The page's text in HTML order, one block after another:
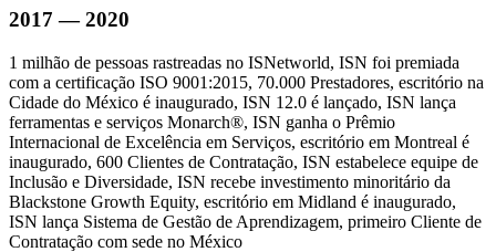
2017 — 2020
1 milhão de pessoas rastreadas no ISNetworld, ISN foi premiada
com a certificação ISO 9001:2015, 70.000 Prestadores, escritório na
Cidade do México é inaugurado, ISN 12.0 é lançado, ISN lança
ferramentas e serviços Monarch®, ISN ganha o Prêmio
Internacional de Excelência em Serviços, escritório em Montreal é
inaugurado, 600 Clientes de Contratação, ISN estabelece equipe de
Inclusão e Diversidade, ISN recebe investimento minoritário da
Blackstone Growth Equity, escritório em Midland é inaugurado,
ISN lança Sistema de Gestão de Aprendizagem, primeiro Cliente de
Contratação com sede no México